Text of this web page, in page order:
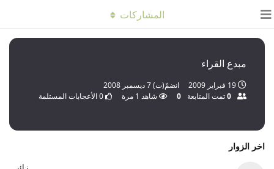
مبدع القراء
19 فبراير 2009 انضمّ(ت)7 ديسمبر 2008
0تمت المتابعة 0 شاهد 1 مرة 0الأعجابات المستلمة
المشاركات
اخر الزوار